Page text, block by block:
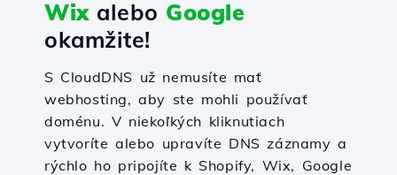
Wixalebo Google
okamžite!
S CloudDNS už nemusíte mať
webhosting, aby ste mohli používať
doménu. V niekoľkých kliknutiach
vytvoríte alebo upravíte DNS záznamy a
rýchlo ho pripojíte k Shopify, Wix, Google